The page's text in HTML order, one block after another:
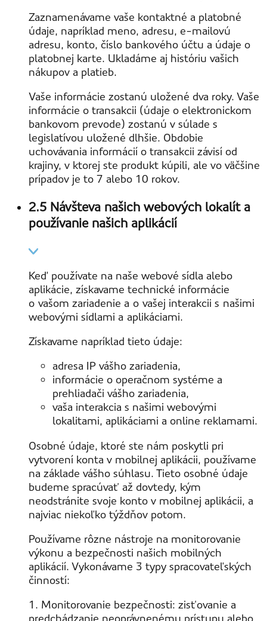
Zaznamenávame vaše kontaktné a platobné
údaje, napríklad meno, adresu, e-mailovú
adresu, konto, číslo bankového účtu a údaje o
platobnej karte. Ukladáme aj históriu vašich
nákupov a platieb.
Vaše informácie zostanú uložené dva roky. Vaše
informácie o transakcii (údaje o elektronickom
bankovom prevode) zostanú v súlade s
legislatívou uložené dlhšie. Obdobie
uchovávania informácií o transakcii závisí od
krajiny, v ktorej ste produkt kúpili, ale vo väčšine
prípadov je to 7 alebo 10 rokov.
2.5 Návšteva našich webových lokalít a
používanie našich aplikácií
Keď používate na naše webové sídla alebo
aplikácie, získavame technické informácie
o vašom zariadenie a o vašej interakcii s našimi
webovými sídlami a aplikáciami.
Získavame napríklad tieto údaje:
adresa IP vášho zariadenia,
informácie o operačnom systéme a
prehliadači vášho zariadenia,
vaša interakcia s našimi webovými
lokalitami, aplikáciami a online reklamami.
Osobné údaje, ktoré ste nám poskytli pri
vytvorení konta v mobilnej aplikácii, používame
na základe vášho súhlasu. Tieto osobné údaje
budeme spracúvať až dovtedy, kým
neodstránite svoje konto v mobilnej aplikácii, a
najviac niekoľko týždňov potom.
Používame rôzne nástroje na monitorovanie
výkonu a bezpečnosti našich mobilných
aplikácií. Vykonávame 3 typy spracovateľských
činností:
1. Monitorovanie bezpečnosti: zisťovanie a